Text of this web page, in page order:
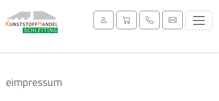
eimpressum